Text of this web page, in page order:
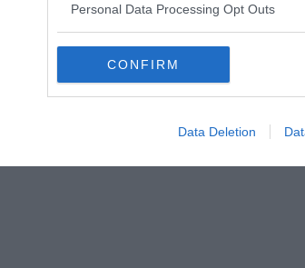
Personal Data Processing Opt Outs
CONFIRM
Data Deletion